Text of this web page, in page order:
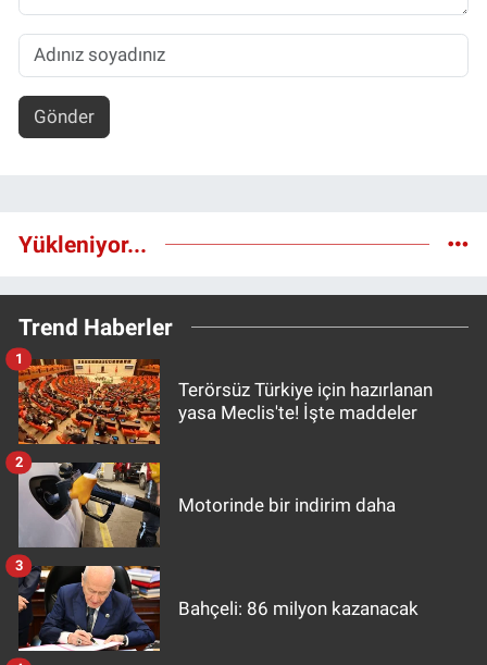
Gönder
Yükleniyor...
Trend Haberler
Terörsüz Türkiye için hazırlanan
yasa Meclis'te! İşte maddeler
1
Motorinde bir indirim daha
2
Bahçeli: 86 milyon kazanacak
3